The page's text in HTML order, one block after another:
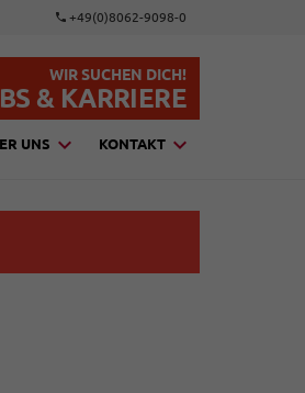
+49(0)8062-9098-0
WIR SUCHEN DICH!
& KARRIERE
UNS KONTAKT